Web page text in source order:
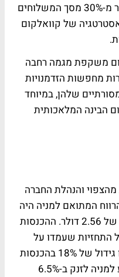
בינה מלאכותית צפויים להוות יותר מ-30% מסך המשלוחים
את האסטרטגיה של קוואלקום
משקפת מגמה רחבה
מחפשות הזדמנויות
שלהן, במיוחד
הבינה המלאכותית
מהצפוי והנהלת החברה
המתואם למניה היה
ברבעון 2.59 דולר, לעומת תחזיות של 2.56 דולר. ההכנסות
מעל התחזיות שעמדו על
9.91 מיליארד דולר. הדוחות הראו גידול של 18% בהכנסות
לעומת השנה הקודמת, מה שסייע למניה לזנק ב-6.5%